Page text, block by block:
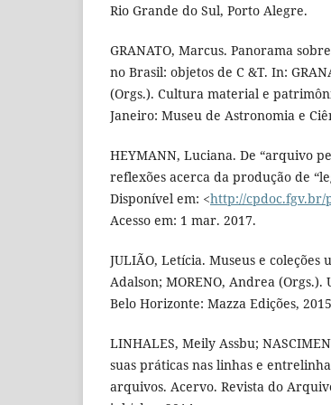
Rio Grande do Sul, Porto Alegre.
GRANATO, Marcus. Panorama
no Brasil: objetos de C &T. In:
(Orgs.). Cultura material e
Janeiro: Museu de Astronomia e
HEYMANN, Luciana. De “arquivo
reflexões acerca da produção de
Disponível em: <http://cpdoc.fgv.br/
Acesso em: 1 mar. 2017.
JULIÃO, Letícia. Museus e coleções
Adalson; MORENO, Andrea
Belo Horizonte: Mazza Edições,
LINHALES, Meily Assbu;
suas práticas nas linhas e
arquivos. Acervo. Revista do